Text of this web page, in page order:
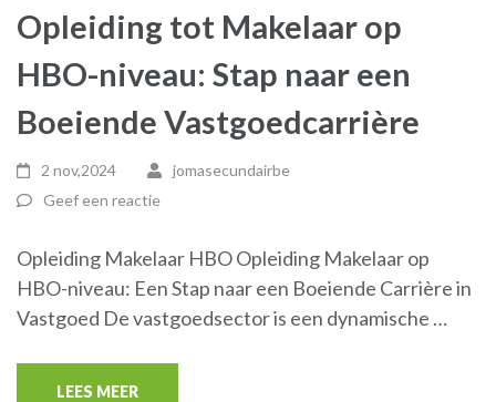
Opleiding tot Makelaar op
HBO-niveau: Stap naar een
Boeiende Vastgoedcarrière
2 nov,2024
jomasecundairbe
Geef een reactie
Opleiding Makelaar HBO Opleiding Makelaar op
HBO-niveau: Een Stap naar een Boeiende Carrière in
Vastgoed De vastgoedsector is een dynamische …
LEES MEER